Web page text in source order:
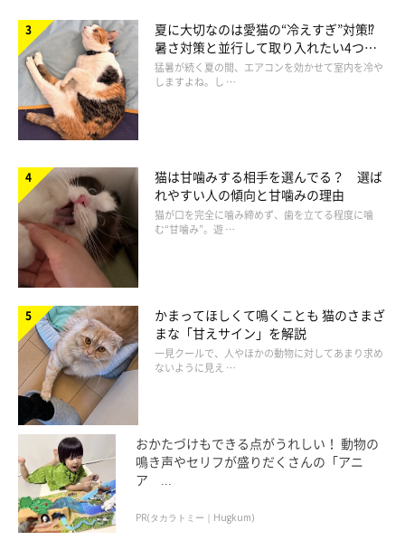
まいにちのいぬ・ねこのきもちアプリ
第3位は「特定の人」。子供や来客、特定の家族など、飼い主さ
ん以外の人が来ると隠れて出てこない猫ちゃんもたくさんいま
す。基本的に猫ちゃんは怖がりなので、無理に人に会わせようと
せず、隠れる場所を用意してあげたほうが良いでしょう。もし馴
らしていきたい場合は、近づいたり声や手を出したりするのでは
なく、離れたところからおもちゃやおやつで誘い、徐々に距離を
夏に大切なのは愛猫の“冷えすぎ”対策⁉
暑さ対策と並行して取り入れたい4つの
工夫
猛暑が続く夏の間、エアコンを効かせて室内を冷や
しますよね。し …
猫は甘噛みする相手を選んでる？ 選ば
れやすい人の傾向と甘噛みの理由
猫が口を完全に噛み締めず、歯を立てる程度に噛
む“甘噛み”。遊 …
かまってほしくて鳴くことも 猫のさまざ
まな「甘えサイン」を解説
一見クールで、人やほかの動物に対してあまり求め
ないように見え …
おかたづけもできる点がうれしい！ 動物の
鳴き声やセリフが盛りだくさんの「アニ
ア ...
PR(タカラトミー｜Hugkum)